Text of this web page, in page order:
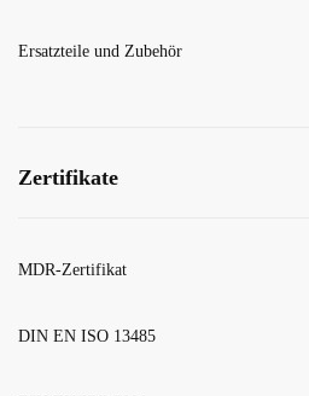
Ersatzteile und Zubehör
Zertifikate
MDR-Zertifikat
DIN EN ISO 13485